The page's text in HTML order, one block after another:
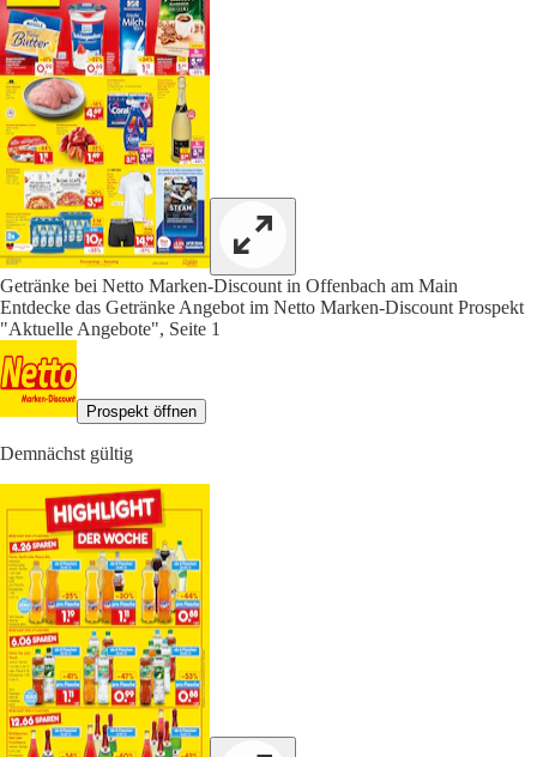
Getränke bei Netto Marken-Discount in Offenbach am Main
Entdecke das Getränke Angebot im Netto Marken-Discount Prospekt
"Aktuelle Angebote", Seite 1
Prospekt öffnen
Demnächst gültig